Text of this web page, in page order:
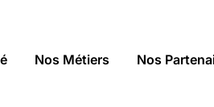
Nos Métiers Nos